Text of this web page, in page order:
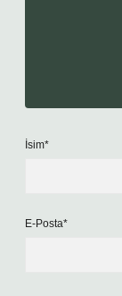
İsim*
E-Posta*